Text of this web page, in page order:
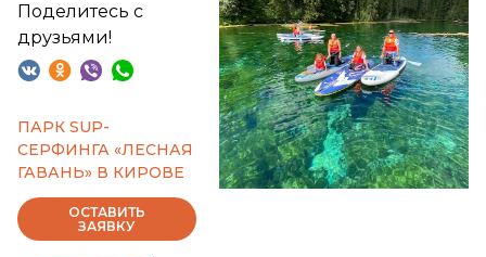
ПАРК SUP-
СЕРФИНГА «ЛЕСНАЯ
ГАВАНЬ» В КИРОВЕ
ОСТАВИТЬ
ЗАЯВКУ
Поделитесь с
друзьями!